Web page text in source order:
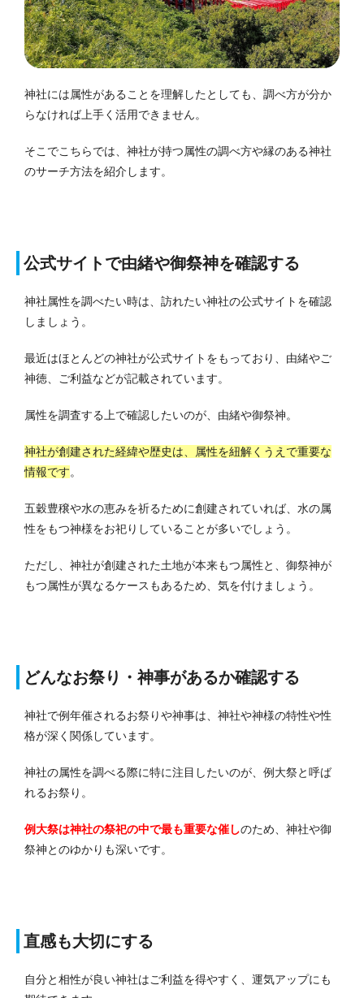
神社には属性があることを理解したとしても、調べ方が分か
らなければ上手く活用できません。
そこでこちらでは、神社が持つ属性の調べ方や縁のある神社
のサーチ方法を紹介します。
公式サイトで由緒や御祭神を確認する
神社属性を調べたい時は、訪れたい神社の公式サイトを確認
しましょう。
最近はほとんどの神社が公式サイトをもっており、由緒やご
神徳、ご利益などが記載されています。
属性を調査する上で確認したいのが、由緒や御祭神。
神社が創建された経緯や歴史は、属性を紐解くうえで重要な
情報です。
五穀豊穣や水の恵みを祈るために創建されていれば、水の属
性をもつ神様をお祀りしていることが多いでしょう。
ただし、神社が創建された土地が本来もつ属性と、御祭神が
もつ属性が異なるケースもあるため、気を付けましょう。
どんなお祭り・神事があるか確認する
神社で例年催されるお祭りや神事は、神社や神様の特性や性
格が深く関係しています。
神社の属性を調べる際に特に注目したいのが、例大祭と呼ば
れるお祭り。
例大祭は神社の祭祀の中で最も重要な催しのため、神社や御
祭神とのゆかりも深いです。
直感も大切にする
自分と相性が良い神社はご利益を得やすく、運気アップにも